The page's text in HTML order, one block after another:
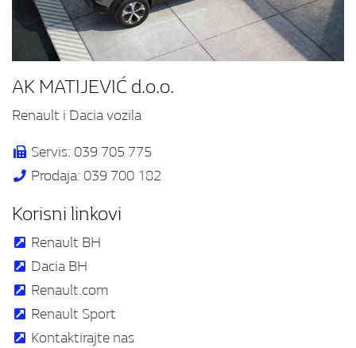
AK MATIJEVIĆ d.o.o.
Renault i Dacia vozila
Servis: 039 705 775
Prodaja: 039 700 182
Korisni linkovi
Renault BH
Dacia BH
Renault.com
Renault Sport
Kontaktirajte nas